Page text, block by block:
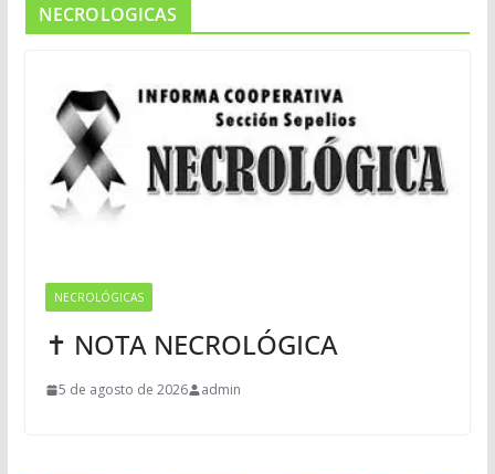
NECROLOGICAS
NECROLÓGICAS
✝ NOTA NECROLÓGICA
5 de agosto de 2026 admin